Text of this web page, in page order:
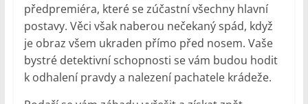
předpremiéra, které se zúčastní všechny hlavní
postavy. Věci však naberou nečekaný spád, když
je obraz všem ukraden přímo před nosem. Vaše
bystré detektivní schopnosti se vám budou hodit
k odhalení pravdy a nalezení pachatele krádeže.